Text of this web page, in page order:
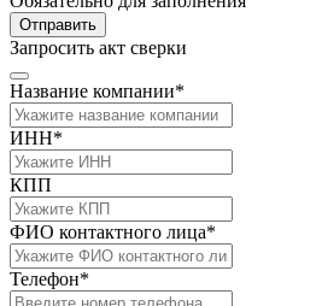
Отправить
Запросить акт сверки
Название компании*
ИНН*
КПП
ФИО контактного лица*
Телефон*